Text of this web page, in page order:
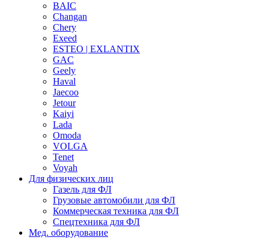
BAIC
Changan
Chery
Exeed
ESTEO | EXLANTIX
GAC
Geely
Haval
Jaecoo
Jetour
Kaiyi
Lada
Omoda
VOLGA
Tenet
Voyah
Для физических лиц
Газель для ФЛ
Грузовые автомобили для ФЛ
Коммерческая техника для ФЛ
Спецтехника для ФЛ
Мед. оборудование